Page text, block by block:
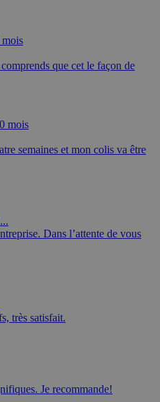
que cet le façon de
mois
semaines et mon colis va être
Dans l’attente de vous
très satisfait.
Je recommande!